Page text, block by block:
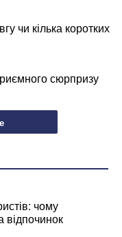
чи кілька коротких
сюрпризу
чому
відпочинок